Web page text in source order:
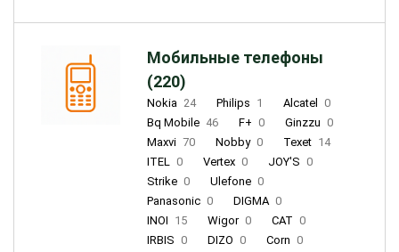
Мобильные телефоны
(220)
Nokia 24 Philips 1 Alcatel
0
Bq Mobile 46 F+ 0 Ginzzu 0
Maxvi 70 Nobby 0 Texet 14
ITEL 0 Vertex 0 JOY'S 0
Strike 0 Ulefone 0
Panasonic 0 DIGMA 0
INOI 15 Wigor 0 CAT 0
IRBIS 0 DIZO 0 Corn 0